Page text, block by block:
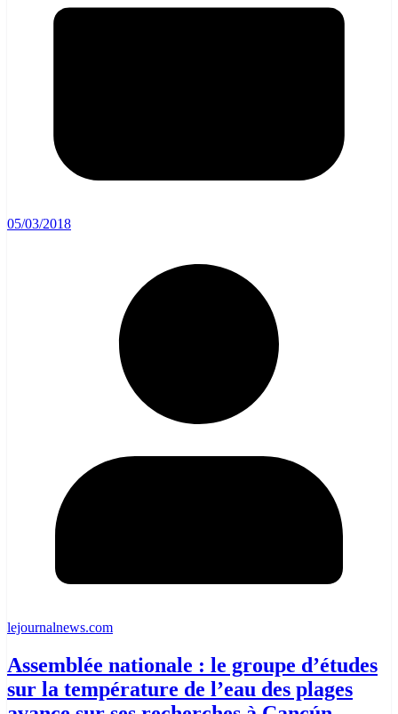
05/03/2018
lejournalnews.com
Assemblée nationale : le groupe d’études
sur la température de l’eau des plages